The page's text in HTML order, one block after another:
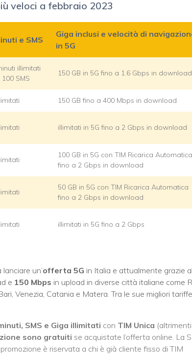
veloci a febbraio 2023
e SMS
Giga inclusi e velocità di
in 5G
illimitati
100 SMS
150 GB in 5G fino a 1.6 Gbps in download
150 GB fino a 400 Mbps in download
illimitati in 5G fino a 2 Gbps in download
100 GB in 5G con TIM Ricarica Automatica
fino a 2 Gbps in download
50 GB in 5G con TIM Ricarica Automatica
fino a 2 Gbps in download
illimitati in 5G fino a 2 Gbps
un’offerta 5G in Italia e attualmente grazie al
e 150 Mbps in upload in diverse città italiane come
Venezia, Catania e Matera. Tra le sue migliori
SMS e Giga illimitati con TIM Unica
sono gratuiti se acquistate l’offerta online. La
è riservata a chi è già cliente fisso di TIM